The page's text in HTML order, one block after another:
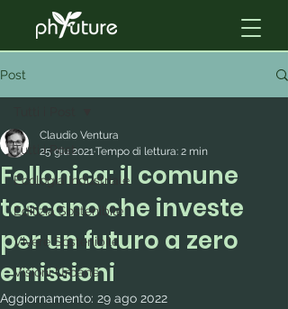
Post
Tutti i Post
Ecologia Industriale
Edilizia Sostenibile
Vivere Sostenibile
Visioni Urbane
Follonica: il comune
toscano che investe
per un futuro a zero
emissioni
Claudio Ventura
25 giu 2021Tempo di lettura: 2 min
Aggiornamento: 29 ago 2022